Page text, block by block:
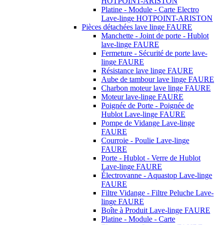
Platine - Module - Carte Electro
Lave-linge HOTPOINT-ARISTON
Pièces détachées lave linge FAURE
Manchette - Joint de porte - Hublot
lave-linge FAURE
Fermeture - Sécurité de porte lave-
linge FAURE
Résistance lave linge FAURE
Aube de tambour lave linge FAURE
Charbon moteur lave linge FAURE
Moteur lave-linge FAURE
Poignée de Porte - Poignée de
Hublot Lave-linge FAURE
Pompe de Vidange Lave-linge
FAURE
Courroie - Poulie Lave-linge
FAURE
Porte - Hublot - Verre de Hublot
Lave-linge FAURE
Électrovanne - Aquastop Lave-linge
FAURE
Filtre Vidange - Filtre Peluche Lave-
linge FAURE
Boîte à Produit Lave-linge FAURE
Platine - Module - Carte